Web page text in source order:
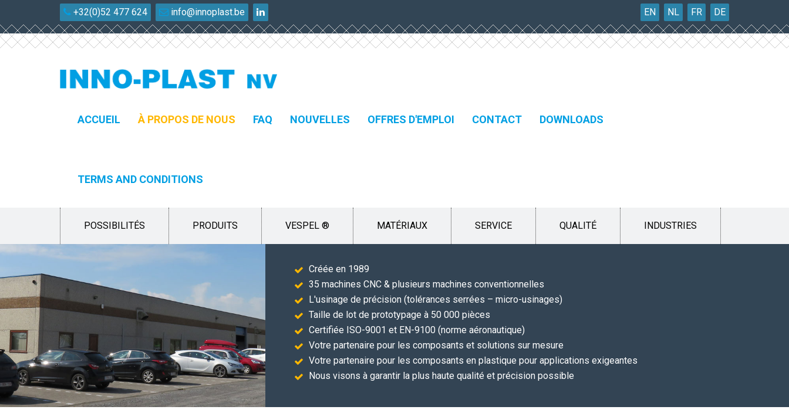
EN NL FR DE
+32(0)52 477 624 info@innoplast.be
ACCUEIL À PROPOS DE NOUS FAQ NOUVELLES OFFRES D'EMPLOI CONTACT DOWNLOADS
TERMS AND CONDITIONS
POSSIBILITÉS PRODUITS VESPEL ® MATÉRIAUX SERVICE QUALITÉ INDUSTRIES
Créée en 1989
35 machines CNC & plusieurs machines conventionnelles
L'usinage de précision (tolérances serrées – micro-usinages)
Taille de lot de prototypage à 50 000 pièces
Certifiée ISO-9001 et EN-9100 (norme aéronautique)
Votre partenaire pour les composants et solutions sur mesure
Votre partenaire pour les composants en plastique pour applications exigeantes
Nous visons à garantir la plus haute qualité et précision possible